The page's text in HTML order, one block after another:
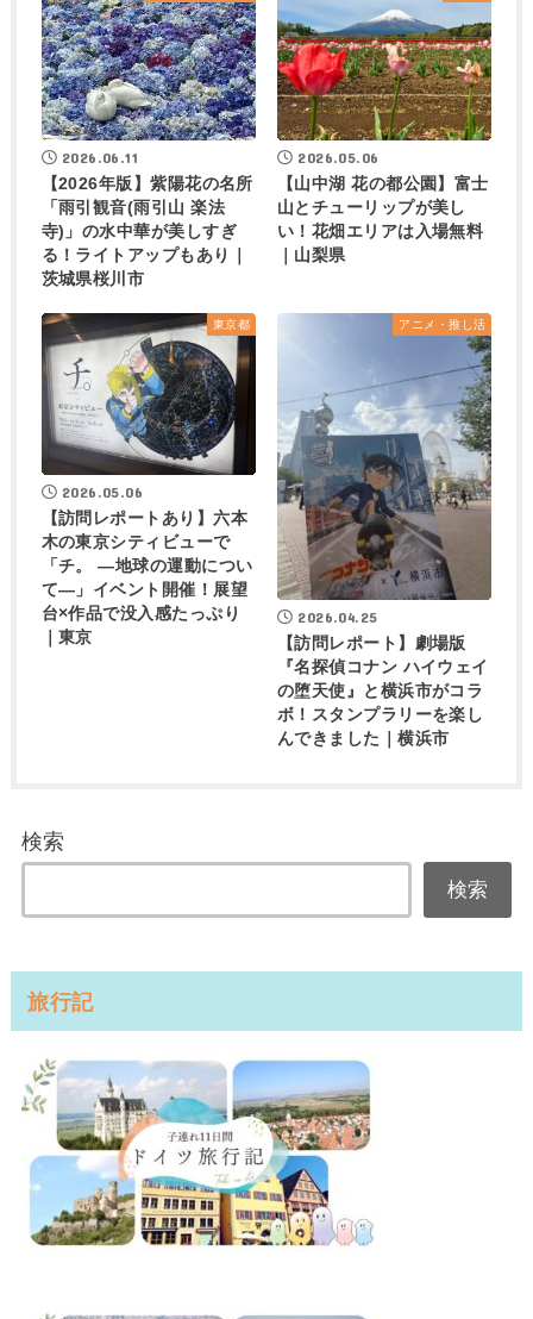
2026.06.11
【2026年版】紫陽花の名所
「雨引観音(雨引山 楽法
寺)」の水中華が美しすぎ
る！ライトアップもあり｜
茨城県桜川市
2026.05.06
【山中湖 花の都公園】富士
山とチューリップが美し
い！花畑エリアは入場無料
｜山梨県
東京都
2026.05.06
【訪問レポートあり】六本
木の東京シティビューで
「チ。 ―地球の運動につい
て―」イベント開催！展望
台×作品で没入感たっぷり
｜東京
アニメ・推し活
2026.04.25
【訪問レポート】劇場版
『名探偵コナン ハイウェイ
の堕天使』と横浜市がコラ
ボ！スタンプラリーを楽し
んできました｜横浜市
検索
検索
旅行記